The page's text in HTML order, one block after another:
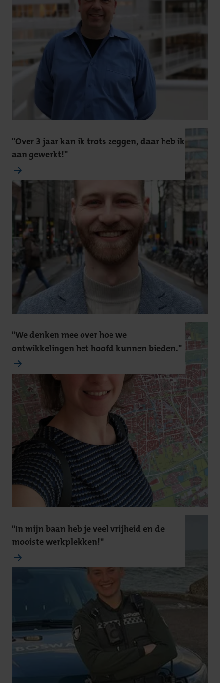
"Over 3 jaar kan ik trots zeggen, daar heb ik
aan gewerkt!"
"We denken mee over hoe we
ontwikkelingen het hoofd kunnen bieden."
"In mijn baan heb je veel vrijheid en de
mooiste werkplekken!"